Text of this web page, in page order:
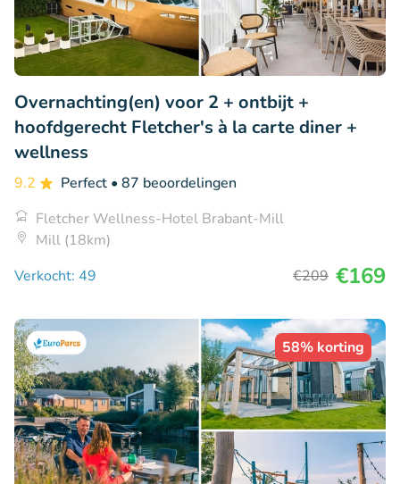
Overnachting(en) voor 2 + ontbijt +
hoofdgerecht Fletcher's à la carte diner +
wellness
9.2 Perfect • 87 beoordelingen
Fletcher Wellness-Hotel Brabant-Mill
Mill (18km)
Verkocht: 49
€209 €169
58% korting